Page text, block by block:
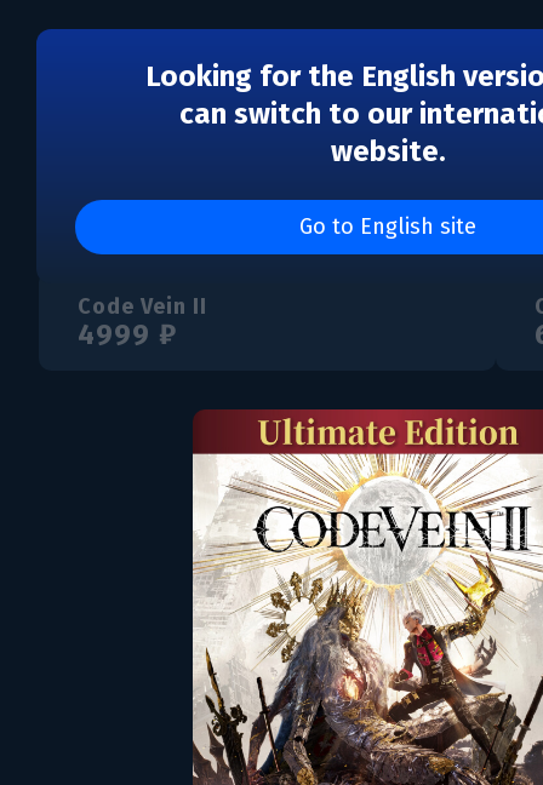
Looking for the English
can switch to our
website.
Go to English site
Code Vein II - Ultimate
Code Vein II
4999 ₽